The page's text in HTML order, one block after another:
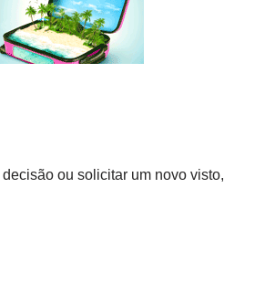
ou solicitar um novo visto,